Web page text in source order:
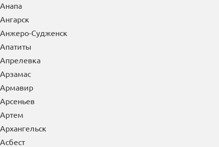
Анапа
Ангарск
Анжеро-Судженск
Апатиты
Апрелевка
Арзамас
Армавир
Арсеньев
Артем
Архангельск
Асбест